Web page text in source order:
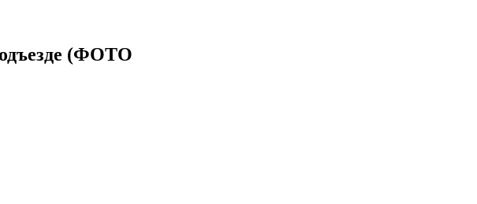
(ФОТО